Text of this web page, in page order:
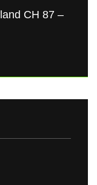
CH 87 –